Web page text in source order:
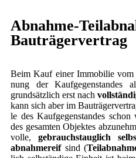
Abnah­me-
Bauträgervertrag
Beim Kauf einer Immo­bi­lie
nung der Kauf­ge­gen­stan­des
grund­sätz­lich erst nach
kann sich aber im
le des Kauf­ge­gen­stan­des
des gesam­ten Objek­tes
vol­le, gebrauchs­taug­lich
abnah­me­r­eifsind (